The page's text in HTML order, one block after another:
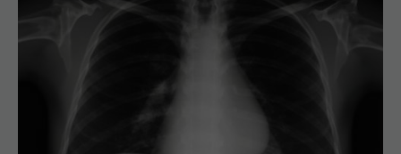
Medicamentul pentru astm al GSK, aprobat
pentru tratarea "plămânului fumătorului"